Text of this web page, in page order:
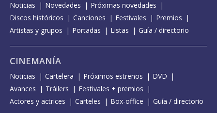
Noticias Novedades
Próximas novedades
Discos históricos
Canciones Festivales
Premios
Artistas y grupos
Portadas Listas Guía / directorio
CINEMANÍA
Noticias Cartelera Próximos estrenos
DVD
Avances
Tráilers
Festivales + premios
Actores y actrices
Carteles Box-office Guía / directorio